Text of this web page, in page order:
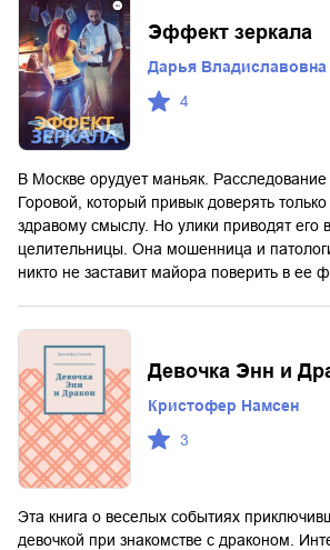
Эффект зеркала
Дарья
4
В Москве орудует маньяк.
Горовой, который привык доверять
здравому смыслу. Но улики приводят его
целительницы. Она мошенница и
никто не заставит майора поверить в ее
Девочка Энн и
Кристофер Намсен
3
Эта книга о веселых событиях
девочкой при знакомстве с драконом.